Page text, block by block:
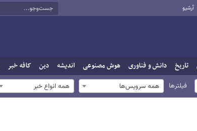
آرشیو
تاریخ دانش و فناوری هوش مصنوعی اندیشه دین کافه خبر
فیلترها همه سرویس‌ها همه انواع خبر